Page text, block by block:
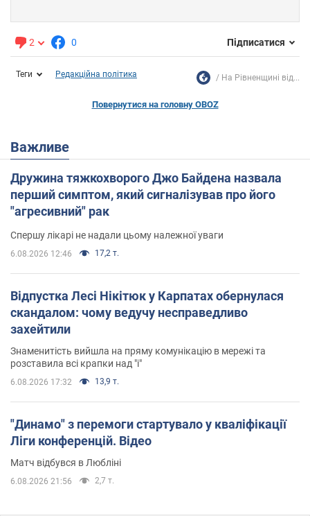
2 0 Підписатися
Теги Редакційна політика На Рівненщині від...
Повернутися на головну OBOZ
Важливе
Дружина тяжкохворого Джо Байдена назвала
перший симптом, який сигналізував про його
"агресивний" рак
Спершу лікарі не надали цьому належної уваги
6.08.2026 12:46 17,2 т.
Відпустка Лесі Нікітюк у Карпатах обернулася
скандалом: чому ведучу несправедливо
захейтили
Знаменитість вийшла на пряму комунікацію в мережі та
розставила всі крапки над "і"
6.08.2026 17:32 13,9 т.
"Динамо" з перемоги стартувало у кваліфікації
Ліги конференцій. Відео
Матч відбувся в Любліні
6.08.2026 21:56 2,7 т.